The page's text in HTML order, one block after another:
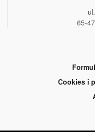
65-
Cookies i